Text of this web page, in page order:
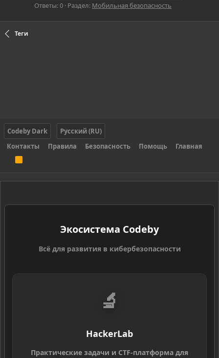
Ответы: 0 Раздел: Мобильная безопасность
Теги
Codeby Dark
Русский (RU)
Контакты
Правила Безопасность Помощь Главная
S
Экосистема Codeby
Всё для развития в кибербезопасности
🔬
HackerLab
Практические задачи и CTF-платформа для